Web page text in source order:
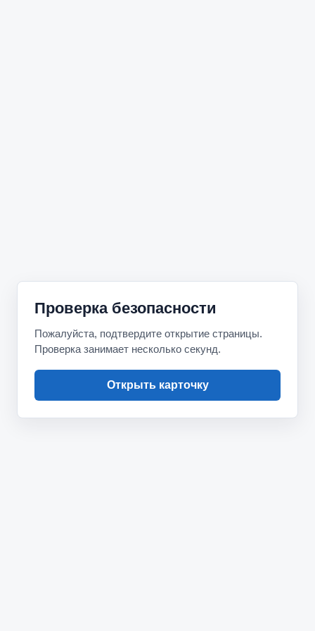
Проверка безопасности
Пожалуйста, подтвердите открытие страницы.
Проверка занимает несколько секунд.
Открыть карточку